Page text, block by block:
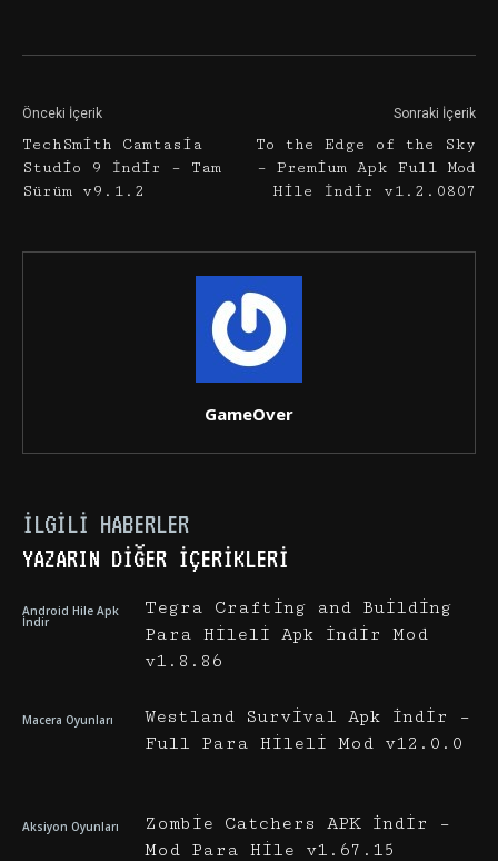
Önceki İçerik
TechSmith Camtasia
Studio 9 İndir – Tam
Sürüm v9.1.2
Sonraki İçerik
To the Edge of the Sky
– Premium Apk Full Mod
Hile İndir v1.2.0807
GameOver
İLGILI HABERLER
YAZARIN DIĞER İÇERIKLERI
Android Hile Apk
İndir
Tegra Crafting and Building
Para Hileli Apk İndir Mod
v1.8.86
Macera Oyunları
Westland Survival Apk İndir –
Full Para Hileli Mod v12.0.0
Aksiyon Oyunları
Zombie Catchers APK İndir –
Mod Para Hile v1.67.15